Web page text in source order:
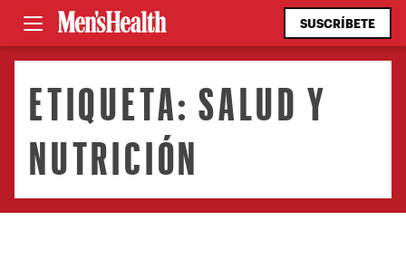
SUSCRÍBETE
ETIQUETA:SALUD Y
NUTRICIÓN